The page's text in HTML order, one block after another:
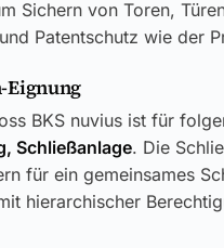
Sichern von Toren,
Patentschutz wie der
Eignung
BKS nuvius ist für
Schließanlage. Die
für ein gemeinsames
hierarchischer